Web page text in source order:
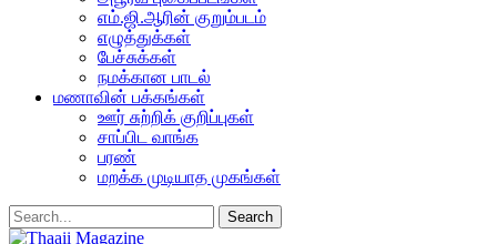
எம்.ஜி.ஆரின் குறும்படம்
எழுத்துக்கள்
பேச்சுக்கள்
நமக்கான பாடல்
மணாவின் பக்கங்கள்
ஊர் சுற்றிக் குறிப்புகள்
சாப்பிட வாங்க
பரண்
மறக்க முடியாத முகங்கள்